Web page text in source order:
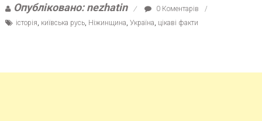
Опубліковано: nezhatin
0 Коментарів
історія київська русь, Ніжинщина Україна цікаві факти